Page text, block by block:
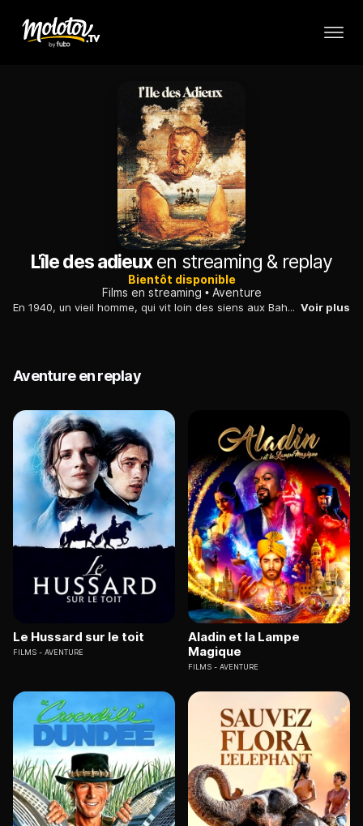
L'île des adieuxen streaming & replay
Bientôt disponible
Films en streaming
Aventure
En 1940, un vieil homme, qui vit loin des siens aux Bahamas, apprend la mort d'un de ses fils, tué sur le front, et entame un profond examen de conscience. Voir plus
Aventure en replay
Le Hussard sur le toit
FILMS AVENTURE
Aladin et la Lampe
Magique
FILMS AVENTURE